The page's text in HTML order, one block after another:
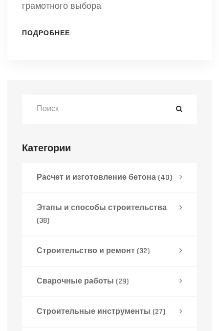
грамотного выбора.
ПОДРОБНЕЕ
Категории
Расчет и изготовление бетона (40)
Этапы и способы строительства
(38)
Строительство и ремонт (32)
Сварочные работы (29)
Строительные инструменты (27)